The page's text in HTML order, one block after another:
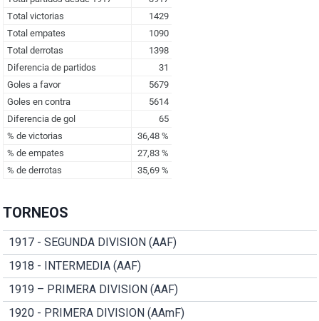
TORNEOS
1917 - SEGUNDA DIVISION (AAF)
1918 - INTERMEDIA (AAF)
1919 – PRIMERA DIVISION (AAF)
1920 - PRIMERA DIVISION (AAmF)